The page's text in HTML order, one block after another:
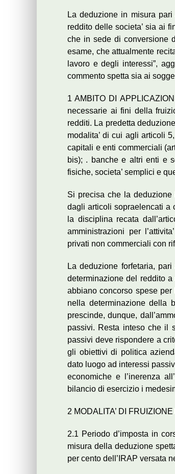
La deduzione in misura
reddito delle societa’ sia ai
che in sede di conversione
esame, che attualmente
lavoro e degli interessi”,
commento spetta sia ai
1 AMBITO DI
necessarie ai fini della
redditi. La predetta
modalita’ di cui agli articoli
capitali e enti commerciali
bis); . banche e altri enti e
fisiche, societa’ semplici e
Si precisa che la deduzione
dagli articoli sopraelencati a
la disciplina recata
amministrazioni per
privati non commerciali con
La deduzione forfetaria,
determinazione del reddito
abbiano concorso spese
nella determinazione della
prescinde, dunque,
passivi. Resta inteso che il
passivi deve rispondere a
gli obiettivi di politica
dato luogo ad interessi
economiche e l’inerenza
bilancio di esercizio i
2 MODALITA’ DI
2.1 Periodo d’imposta in
misura della deduzione
per cento dell’IRAP versata